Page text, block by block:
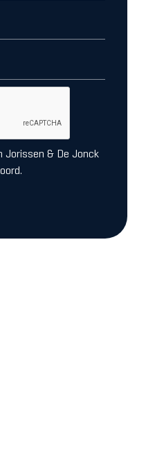
Jorissen & De Jonck